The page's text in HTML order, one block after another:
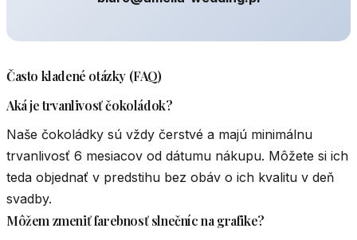
Často kladené otázky (FAQ)
Aká je trvanlivosť čokoládok?
Naše čokoládky sú vždy čerstvé a majú minimálnu
trvanlivosť 6 mesiacov od dátumu nákupu. Môžete si ich
teda objednať v predstihu bez obáv o ich kvalitu v deň
svadby.
Môžem zmeniť farebnosť slnečníc na grafike?